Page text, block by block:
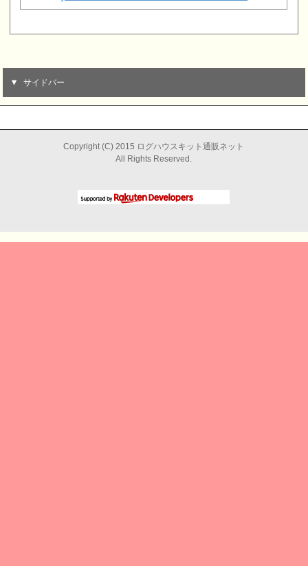
サイドバー
Copyright (C) 2015 ログハウスキット通販ネット
All Rights Reserved.